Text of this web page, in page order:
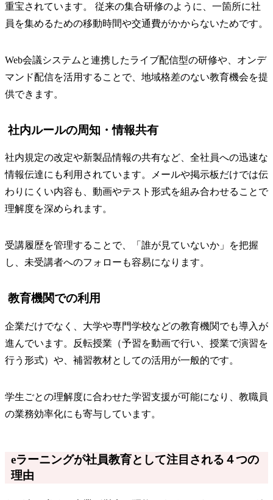
重宝されています。 従来の集合研修のように、一箇所に社
員を集めるための移動時間や交通費がかからないためです。
Web会議システムと連携したライブ配信型の研修や、オンデ
マンド配信を活用することで、地域格差のない教育機会を提
供できます。
社内ルールの周知・情報共有
社内規定の改定や新製品情報の共有など、全社員への迅速な
情報伝達にも利用されています。メールや掲示板だけでは伝
わりにくい内容も、動画やテスト形式を組み合わせることで
理解度を深められます。
受講履歴を管理することで、「誰が見ていないか」を把握
し、未受講者へのフォローも容易になります。
教育機関での利用
企業だけでなく、大学や専門学校などの教育機関でも導入が
進んでいます。反転授業（予習を動画で行い、授業で演習を
行う形式）や、補習教材としての活用が一般的です。
学生ごとの理解度に合わせた学習支援が可能になり、教職員
の業務効率化にも寄与しています。
eラーニングが社員教育として注目される４つの
理由